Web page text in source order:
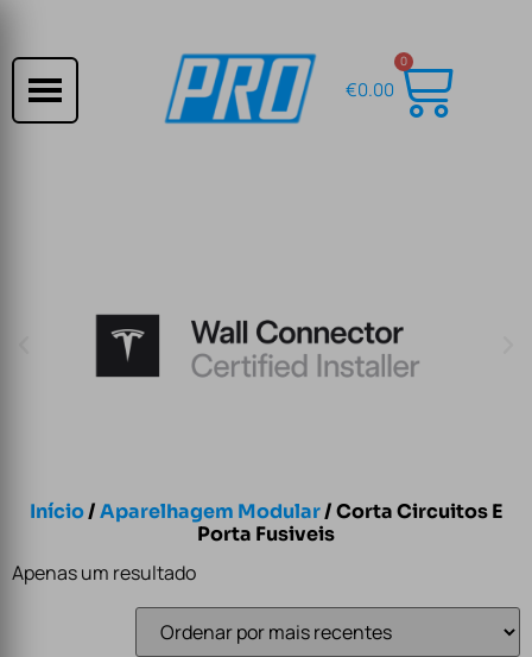
€0.00
0
Início/Aparelhagem Modular/ Corta Circuitos E
Porta Fusiveis
Apenas um resultado